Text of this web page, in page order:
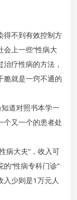
得不到有效控制方
上一些“性病大
治疗性病的方法，
脆就是一窍不通的
道对照书本学一
个又一个的患者处
病大夫”，收入可
“性病专科门诊”
入少则是1万元人